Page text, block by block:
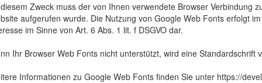
Zweck muss der von Ihnen verwendete Browser Verbindung
aufgerufen wurde. Die Nutzung von Google Web Fonts erfolgt
im Sinne von Art. 6 Abs. 1 lit. f DSGVO dar.
Ihr Browser Web Fonts nicht unterstützt, wird eine Standardschrift
Informationen zu Google Web Fonts finden Sie unter https://